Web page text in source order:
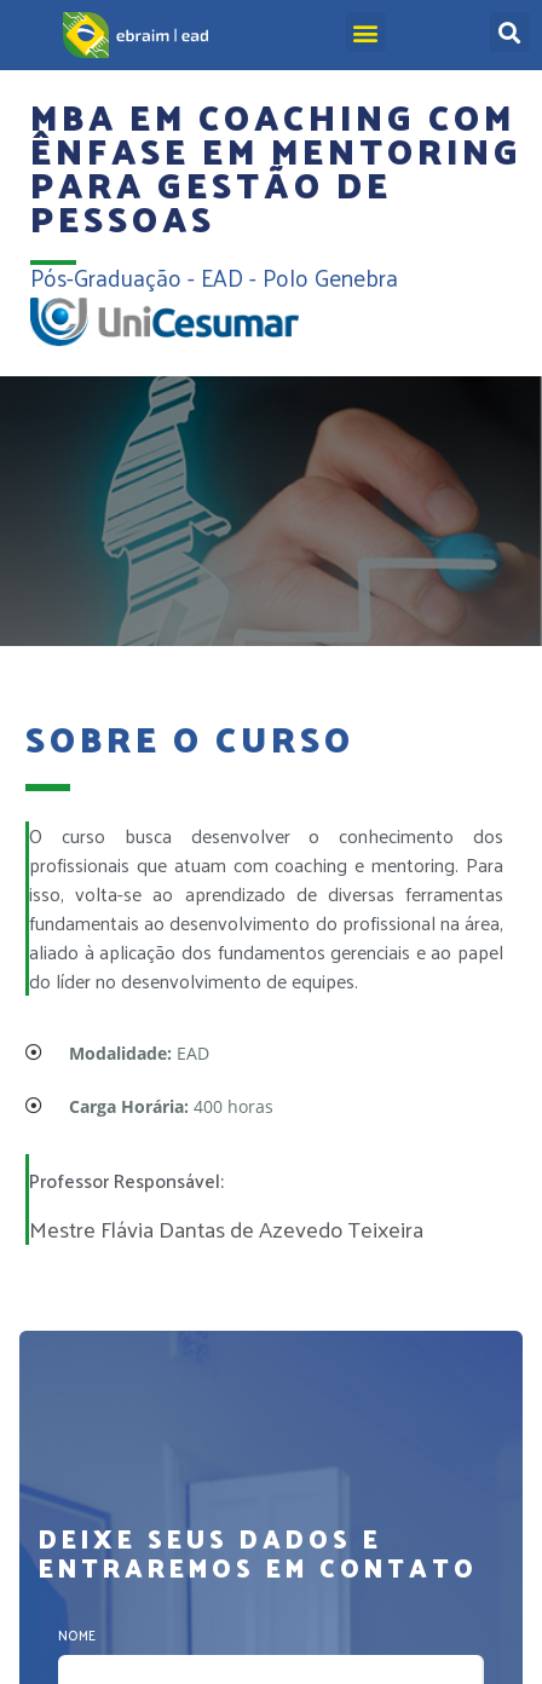
MBA EM COACHING COM
ÊNFASE EM MENTORING
PARA GESTÃO DE
PESSOAS
Pós-Graduação - EAD - Polo Genebra
SOBRE O CURSO
O curso busca desenvolver o conhecimento dos
profissionais que atuam com coaching e mentoring. Para
isso, volta-se ao aprendizado de diversas ferramentas
fundamentais ao desenvolvimento do profissional na área,
aliado à aplicação dos fundamentos gerenciais e ao papel
do líder no desenvolvimento de equipes.
Modalidade: EAD
Carga Horária: 400 horas
Professor Responsável:
Mestre Flávia Dantas de Azevedo Teixeira
DEIXE SEUS DADOS E
ENTRAREMOS EM CONTATO
NOME